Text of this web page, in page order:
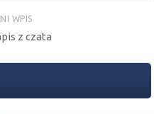
WPIS
z czata